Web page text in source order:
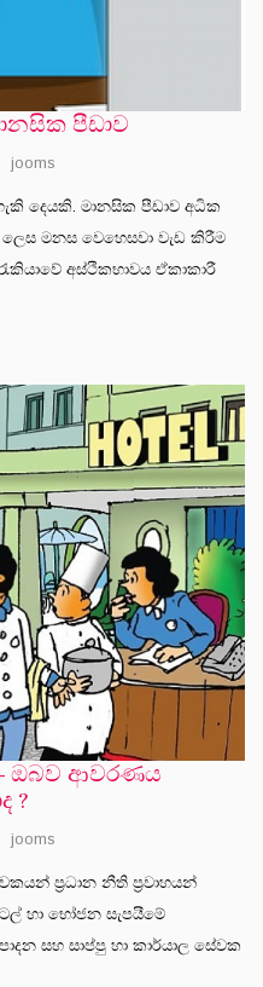
පීඩාව
jooms
දෙයකි. මානසික පීඩාව අධික
මනස වෙහෙසවා වැඩ කිරීම
අස්ථිකභාවය ඒකාකාරී
ඔබව ආවරණය
?
jooms
ප‍්‍රධාන නීති ප‍්‍රවාහයන්
හා භෝජන සැපයීමේ
සහ සාප්පු හා කාර්යාල සේවක